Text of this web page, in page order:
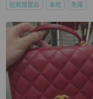
近新閒置品 本地 免運